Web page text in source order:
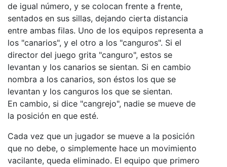
de igual número, y se colocan frente a frente,
sentados en sus sillas, dejando cierta distancia
entre ambas filas. Uno de los equipos representa a
los "canarios", y el otro a los "canguros". Si el
director del juego grita "canguro", estos se
levantan y los canarios se sientan. Si en cambio
nombra a los canarios, son éstos los que se
levantan y los canguros los que se sientan.
En cambio, si dice "cangrejo", nadie se mueve de
la posición en que esté.
Cada vez que un jugador se mueve a la posición
que no debe, o simplemente hace un movimiento
vacilante, queda eliminado. El equipo que primero